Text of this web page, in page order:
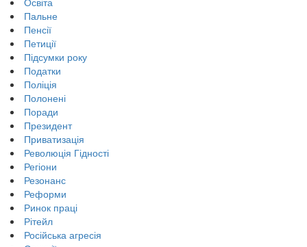
Пальне
Пенсії
Петиції
Підсумки року
Податки
Поліція
Полонені
Поради
Президент
Приватизація
Революція Гідності
Регіони
Резонанс
Реформи
Ринок праці
Рітейл
Російська агресія